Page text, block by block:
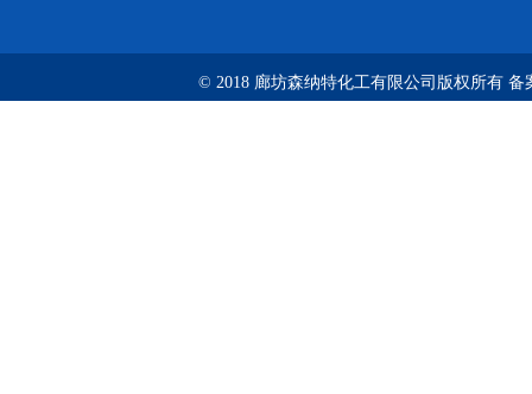
© 2018 廊坊森纳特化工有限公司版权所有 备